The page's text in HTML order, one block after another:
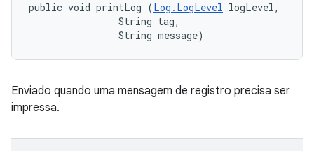
public void printLog (Log.LogLevel logLevel,
                String tag,
                String message)
Enviado quando uma mensagem de registro precisa ser
impressa.